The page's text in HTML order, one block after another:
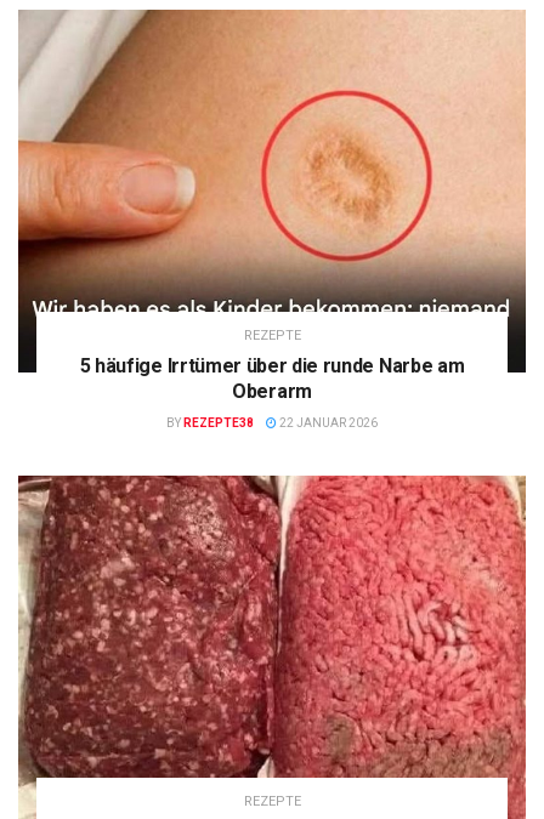
REZEPTE
5 häufige Irrtümer über die runde Narbe am
Oberarm
BY REZEPTE38 22 JANUAR 2026
REZEPTE